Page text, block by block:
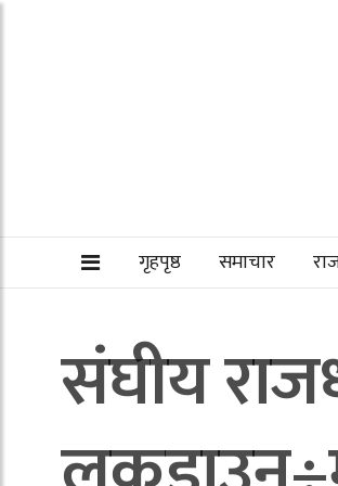
गृहपृष्ठ समाचार
संघीय